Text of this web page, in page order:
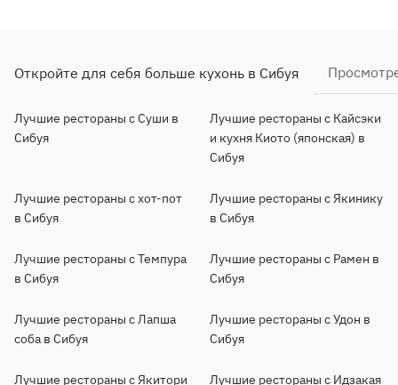
Откройте для себя больше кухонь в Сибуя
Лучшие рестораны с Суши в
Сибуя
Лучшие рестораны с Кайсэки
и кухня Киото (японская) в
Сибуя
Лучшие рестораны с хот-пот
в Сибуя
Лучшие рестораны с Якинику
в Сибуя
Лучшие рестораны с Темпура
в Сибуя
Лучшие рестораны с Рамен в
Сибуя
Лучшие рестораны с Лапша
соба в Сибуя
Лучшие рестораны с Удон в
Сибуя
Лучшие рестораны с Якитори Лучшие рестораны с Идзакая